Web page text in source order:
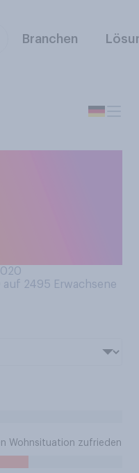
Branchen
auf 2495 Erwachsene
Wohnsituation zufrieden